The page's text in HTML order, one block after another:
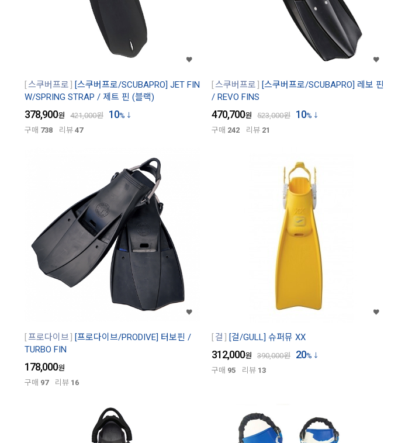
스쿠버프로
[스쿠버프로/SCUBAPRO] JET FIN
W/SPRING STRAP / 제트 핀 (블랙)
378,900원 421,000원 10%
구매 738 리뷰 47
스쿠버프로
[스쿠버프로/SCUBAPRO] 레보 핀
/ REVO FINS
470,700원 523,000원 10%
구매 242 리뷰 21
프로다이브
[프로다이브/PRODIVE] 터보핀 /
TURBO FIN
178,000원
구매 97 리뷰 16
걸 [걸/GULL] 슈퍼뮤 XX
312,000원 390,000원 20%
구매 95 리뷰 13